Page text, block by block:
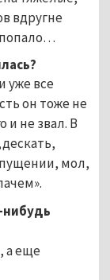
вдругне
попало…
уже все
он тоже не
и не звал. В
мол,
нибудь
а еще